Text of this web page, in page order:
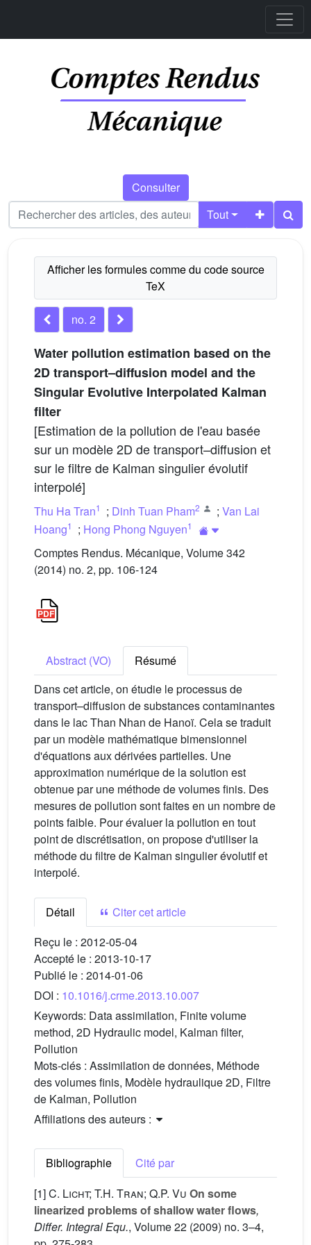
Consulter
Tout
no. 2
Water pollution estimation based on the
2D transport–diffusion model and the
Singular Evolutive Interpolated Kalman
filter
[Estimation de la pollution de l'eau basée
sur un modèle 2D de transport–diffusion et
sur le filtre de Kalman singulier évolutif
interpolé]
Thu Ha Tran1 ; Dinh Tuan Pham2 ; Van Lai
Hoang1 ; Hong Phong Nguyen1
Comptes Rendus. Mécanique, Volume 342
(2014) no. 2, pp. 106-124
Abstract (VO)
Résumé
Dans cet article, on étudie le processus de
transport–diffusion de substances contaminantes
dans le lac Than Nhan de Hanoï. Cela se traduit
par un modèle mathématique bimensionnel
d'équations aux dérivées partielles. Une
approximation numérique de la solution est
obtenue par une méthode de volumes finis. Des
mesures de pollution sont faites en un nombre de
points faible. Pour évaluer la pollution en tout
point de discrétisation, on propose d'utiliser la
méthode du filtre de Kalman singulier évolutif et
interpolé.
Détail
Citer cet article
Reçu le : 2012-05-04
Accepté le : 2013-10-17
Publié le : 2014-01-06
DOI : 10.1016/j.crme.2013.10.007
Keywords: Data assimilation, Finite volume
method, 2D Hydraulic model, Kalman filter,
Pollution
Mots-clés : Assimilation de données, Méthode
des volumes finis, Modèle hydraulique 2D, Filtre
de Kalman, Pollution
Affiliations des auteurs :
Bibliographie
Cité par
[1]C. Licht; T.H. Tran; Q.P. Vu On some
linearized problems of shallow water flows,
Differ. Integral Equ., Volume 22 (2009) no. 3–4,